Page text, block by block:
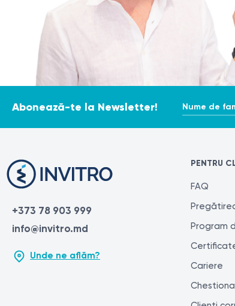
Abonează-te la Newsletter! Nume de
+373 78 903 999
info@invitro.md
Unde ne aflăm?
PENTRU
FAQ
Program
Cariere